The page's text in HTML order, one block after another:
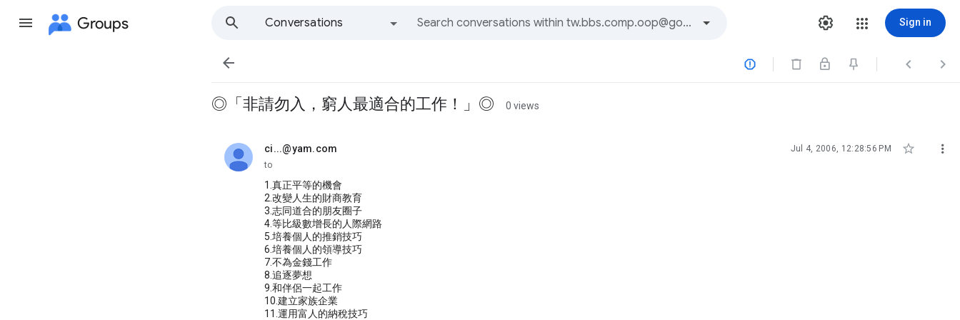
Groups
Conversations
Sign in
   
◎「非請勿入，窮人最適合的工作！」◎ 0 views
ci...@yam.com
unread, Jul 4, 2006, 12:28:56 PM  
to
1.真正平等的機會
2.改變人生的財商教育
3.志同道合的朋友圈子
4.等比級數增長的人際網路
5.培養個人的推銷技巧
6.培養個人的領導技巧
7.不為金錢工作
8.追逐夢想
9.和伴侶一起工作
10.建立家族企業
11.運用富人的納稅技巧